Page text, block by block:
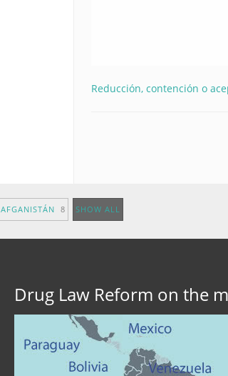
Reducción, contención o
AFGANISTÁN 8 SHOW ALL
Drug Law Reform on the